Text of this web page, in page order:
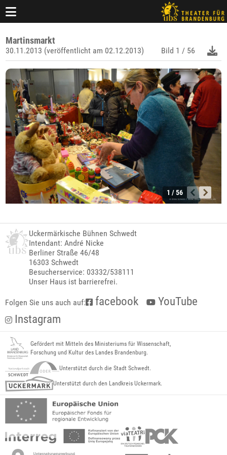
Martinsmarkt
30.11.2013 (veröffentlicht am 02.12.2013) Bild 1 / 56
1 / 56
Uckermärkische Bühnen Schwedt
Intendant: André Nicke
Berliner Straße 46/48
16303 Schwedt
Besucherservice: 03332/538111
Unser Haus ist barrierefrei.
Folgen Sie uns auch auf: facebook
YouTube
Instagram
Gefördert mit Mitteln des Ministeriums für Wissenschaft,
Forschung und Kultur des Landes Brandenburg.
Unterstützt durch die Stadt Schwedt.
Unterstützt durch den Landkreis Uckermark.